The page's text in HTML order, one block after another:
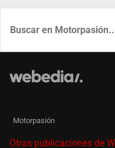
Motorpasión
Otras publicaciones de